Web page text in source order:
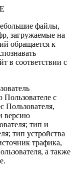
файлы,
загружаемые на
обращается к
в соответствии с
Пользователе с
Пользователя,
версию
тип и
тип устройства
трафика,
а также